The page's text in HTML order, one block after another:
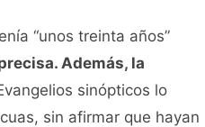
“unos treinta años”
Además, la
sinópticos lo
sin afirmar que hayan